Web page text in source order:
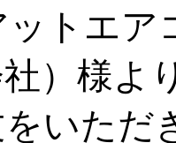
トエア
）様よ
いただ